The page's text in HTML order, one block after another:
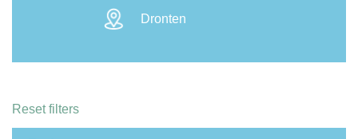
een initiatief en zoek je steun, geld of
advies om verder te komen? Kom dan
Dronten
Reset filters